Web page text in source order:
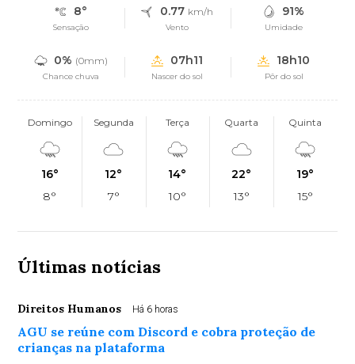
8°
Sensação
0.77 km/h
Vento
91%
Umidade
0% (0mm)
Chance chuva
07h11
Nascer do sol
18h10
Pôr do sol
Domingo
16°
8°
Segunda
12°
7°
Terça
14°
10°
Quarta
22°
13°
Quinta
19°
15°
Últimas notícias
Direitos Humanos Há 6 horas
AGU se reúne com Discord e cobra proteção de
crianças na plataforma